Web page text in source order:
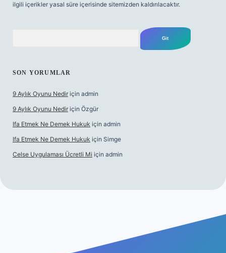
ilgili içerikler yasal süre içerisinde sitemizden kaldırılacaktır.
SON YORUMLAR
9 Aylık Oyunu Nedir için admin
9 Aylık Oyunu Nedir için Özgür
Ifa Etmek Ne Demek Hukuk için admin
Ifa Etmek Ne Demek Hukuk için Simge
Celse Uygulaması Ücretli Mi için admin